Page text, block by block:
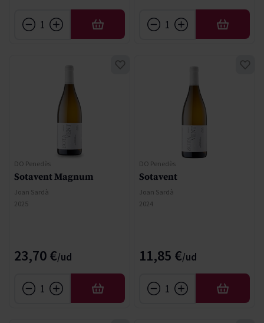
AÑADIR AÑADIR
DO Penedès
Sotavent Magnum
Joan Sardà
2025
23,70 €
AÑADIR
DO Penedès
Sotavent
Joan Sardà
2024
11,85 €
AÑADIR